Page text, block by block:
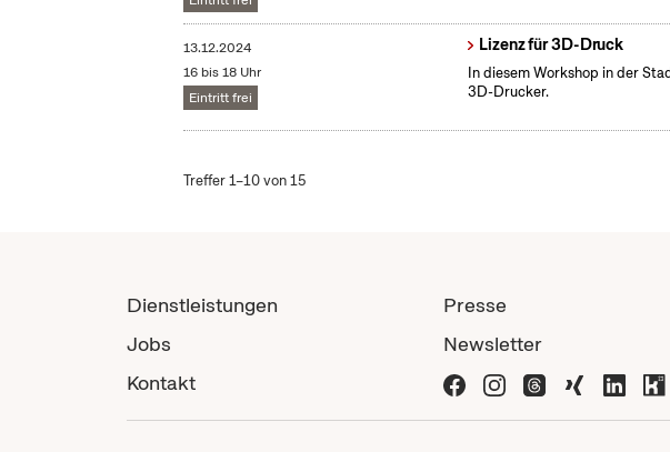
13.12.2024
16 bis 18 Uhr
Eintritt frei
Lizenz für 3D-Druck
In diesem Workshop in der
3D-Drucker.
Treffer 1–10 von 15
Dienstleistungen
Jobs
Kontakt
Presse
Newsletter